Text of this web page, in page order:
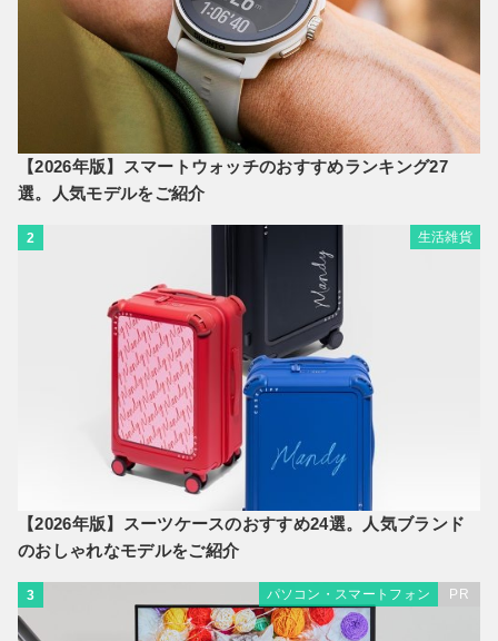
【2026年版】スマートウォッチのおすすめランキング27
選。人気モデルをご紹介
2 生活雑貨
【2026年版】スーツケースのおすすめ24選。人気ブランド
のおしゃれなモデルをご紹介
3 パソコン・スマートフォン PR